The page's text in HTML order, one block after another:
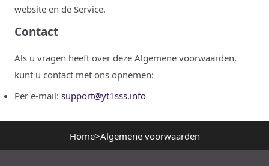
website en de Service.
Contact
Als u vragen heeft over deze Algemene voorwaarden,
kunt u contact met ons opnemen:
Per e-mail: support@yt1sss.info
Home>Algemene voorwaarden